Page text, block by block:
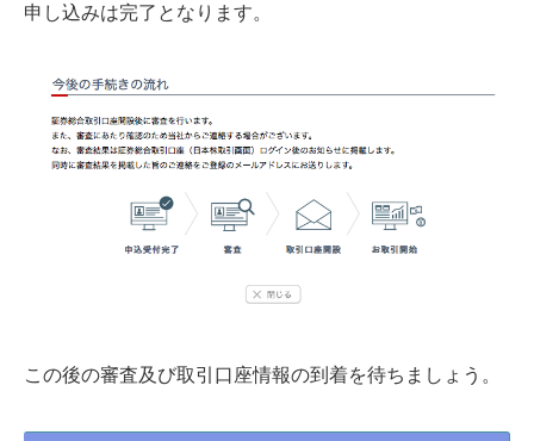
申し込みは完了となります。
この後の審査及び取引口座情報の到着を待ちましょう。